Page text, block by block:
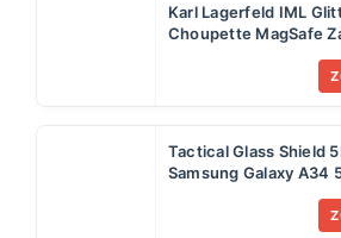
Karl Lagerfeld IML
Choupette MagSafe
Tactical Glass Shield
Samsung Galaxy A34